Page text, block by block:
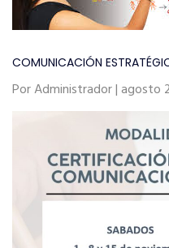
COMUNICACIÓN
Por Administrador | agosto